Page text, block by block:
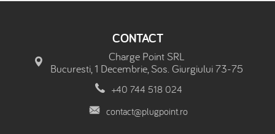
CONTACT
Charge Point SRL
Bucuresti, 1 Decembrie, Sos. Giurgiului 73-75
+40 744 518 024
contact@plugpoint.ro